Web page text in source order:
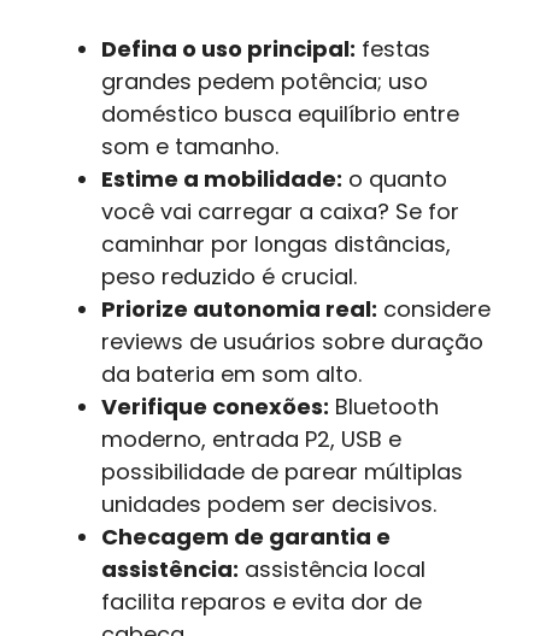
Defina o uso principal: festas
grandes pedem potência; uso
doméstico busca equilíbrio entre
som e tamanho.
Estime a mobilidade: o quanto
você vai carregar a caixa? Se for
caminhar por longas distâncias,
peso reduzido é crucial.
Priorize autonomia real: considere
reviews de usuários sobre duração
da bateria em som alto.
Verifique conexões: Bluetooth
moderno, entrada P2, USB e
possibilidade de parear múltiplas
unidades podem ser decisivos.
Checagem de garantia e
assistência: assistência local
facilita reparos e evita dor de